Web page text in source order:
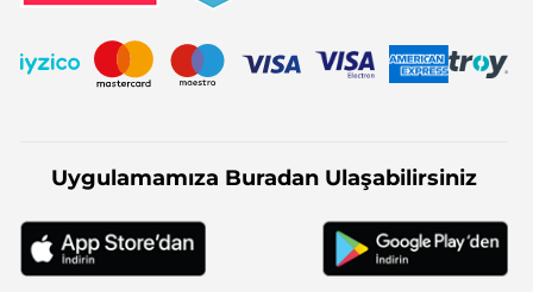
Uygulamamıza Buradan Ulaşabilirsiniz